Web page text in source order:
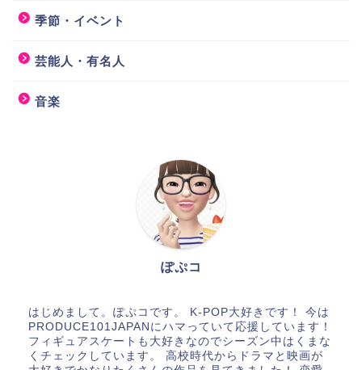
季節・イベント
芸能人・有名人
音楽
ぽぷコ
はじめまして。ぽぷコです。 K-POP大好きです！ 今は
PRODUCE101JAPANにハマっていて応援しています！
フィギュアスケートも大好きなのでシーズン中はくまな
くチェックしています。 高校時代からドラマと映画が